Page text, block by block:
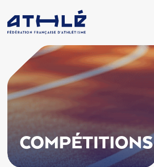
COMPÉTITIONS